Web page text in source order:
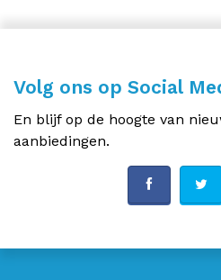
Volg ons op Social
En blijf op de hoogte van
aanbiedingen.